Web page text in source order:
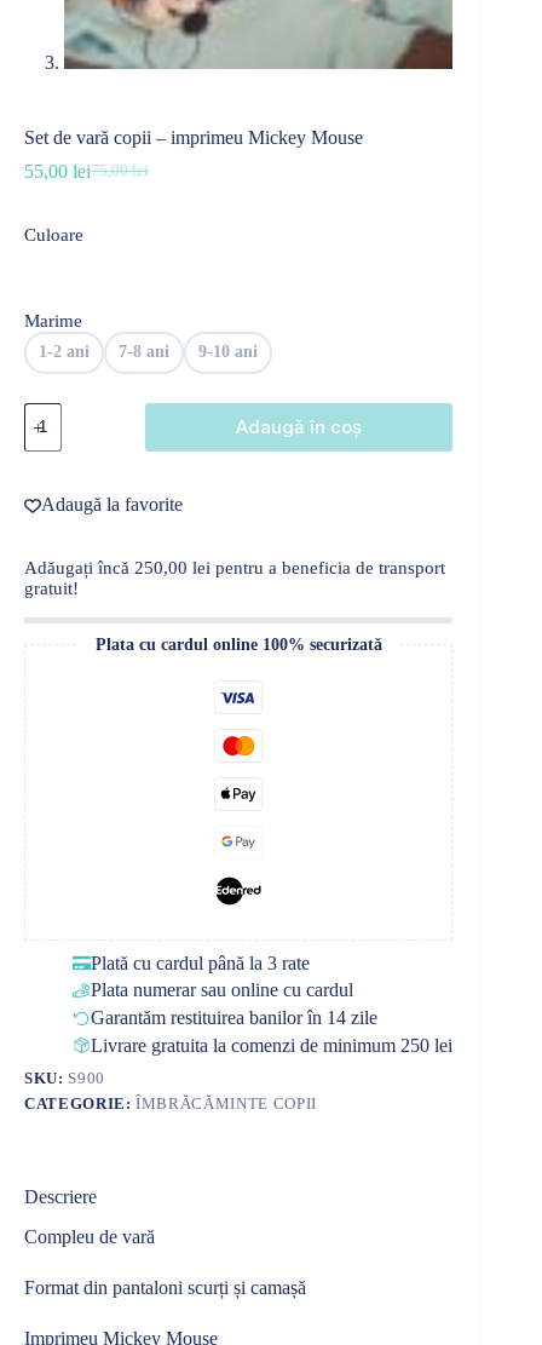
Set de vară copii – imprimeu Mickey Mouse
75,00lei
Prețul
55,00 leiPrețul
Culoare
Marime
1-2 ani 7-8 ani 9-10 ani
Cantitate
Set
de
copii
-
Mouse
Adaugă în coș
Adaugă la favorite
Adăugați încă 250,00 lei pentru a beneficia de transport
gratuit!
Plata cu cardul online 100% securizată
Plată cu cardul până la 3 rate
Plata numerar sau online cu cardul
Garantăm restituirea banilor în 14 zile
Livrare gratuita la comenzi de minimum 250 lei
SKU: S900
CATEGORIE:ÎMBRĂCĂMINTE COPII
Descriere
Compleu de vară
Format din pantaloni scurți și camașă
Imprimeu Mickey Mouse